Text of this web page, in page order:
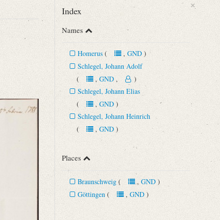
×
Index
Names
Homerus (, GND)
Schlegel, Johann Adolf
(, GND, )
Schlegel, Johann Elias
(, GND)
Schlegel, Johann Heinrich
(, GND)
Places
Braunschweig (, GND)
Göttingen (, GND)